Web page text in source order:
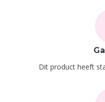
Dit product heeft